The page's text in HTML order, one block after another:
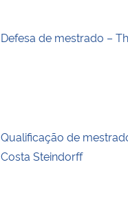
Defesa de mestrado –
Qualificação de
Costa Steindorff